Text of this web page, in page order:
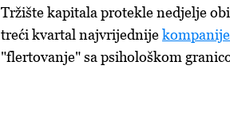
Tržište kapitala protekle nedjelje
treći kvartal najvrijednije
"flertovanje" sa psihološkom